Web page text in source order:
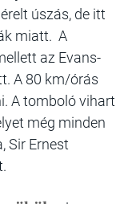
úszás, de itt
miatt. A
az Evans-
A 80 km/órás
A tomboló vihart
még minden
Sir Ernest